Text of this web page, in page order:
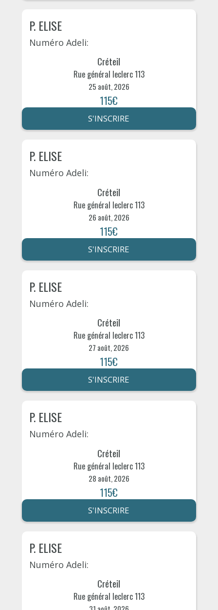
P. ELISE
Numéro Adeli:
Créteil
Rue général leclerc 113
25 août, 2026
115€
S'INSCRIRE
P. ELISE
Numéro Adeli:
Créteil
Rue général leclerc 113
26 août, 2026
115€
S'INSCRIRE
P. ELISE
Numéro Adeli:
Créteil
Rue général leclerc 113
27 août, 2026
115€
S'INSCRIRE
P. ELISE
Numéro Adeli:
Créteil
Rue général leclerc 113
28 août, 2026
115€
S'INSCRIRE
P. ELISE
Numéro Adeli:
Créteil
Rue général leclerc 113